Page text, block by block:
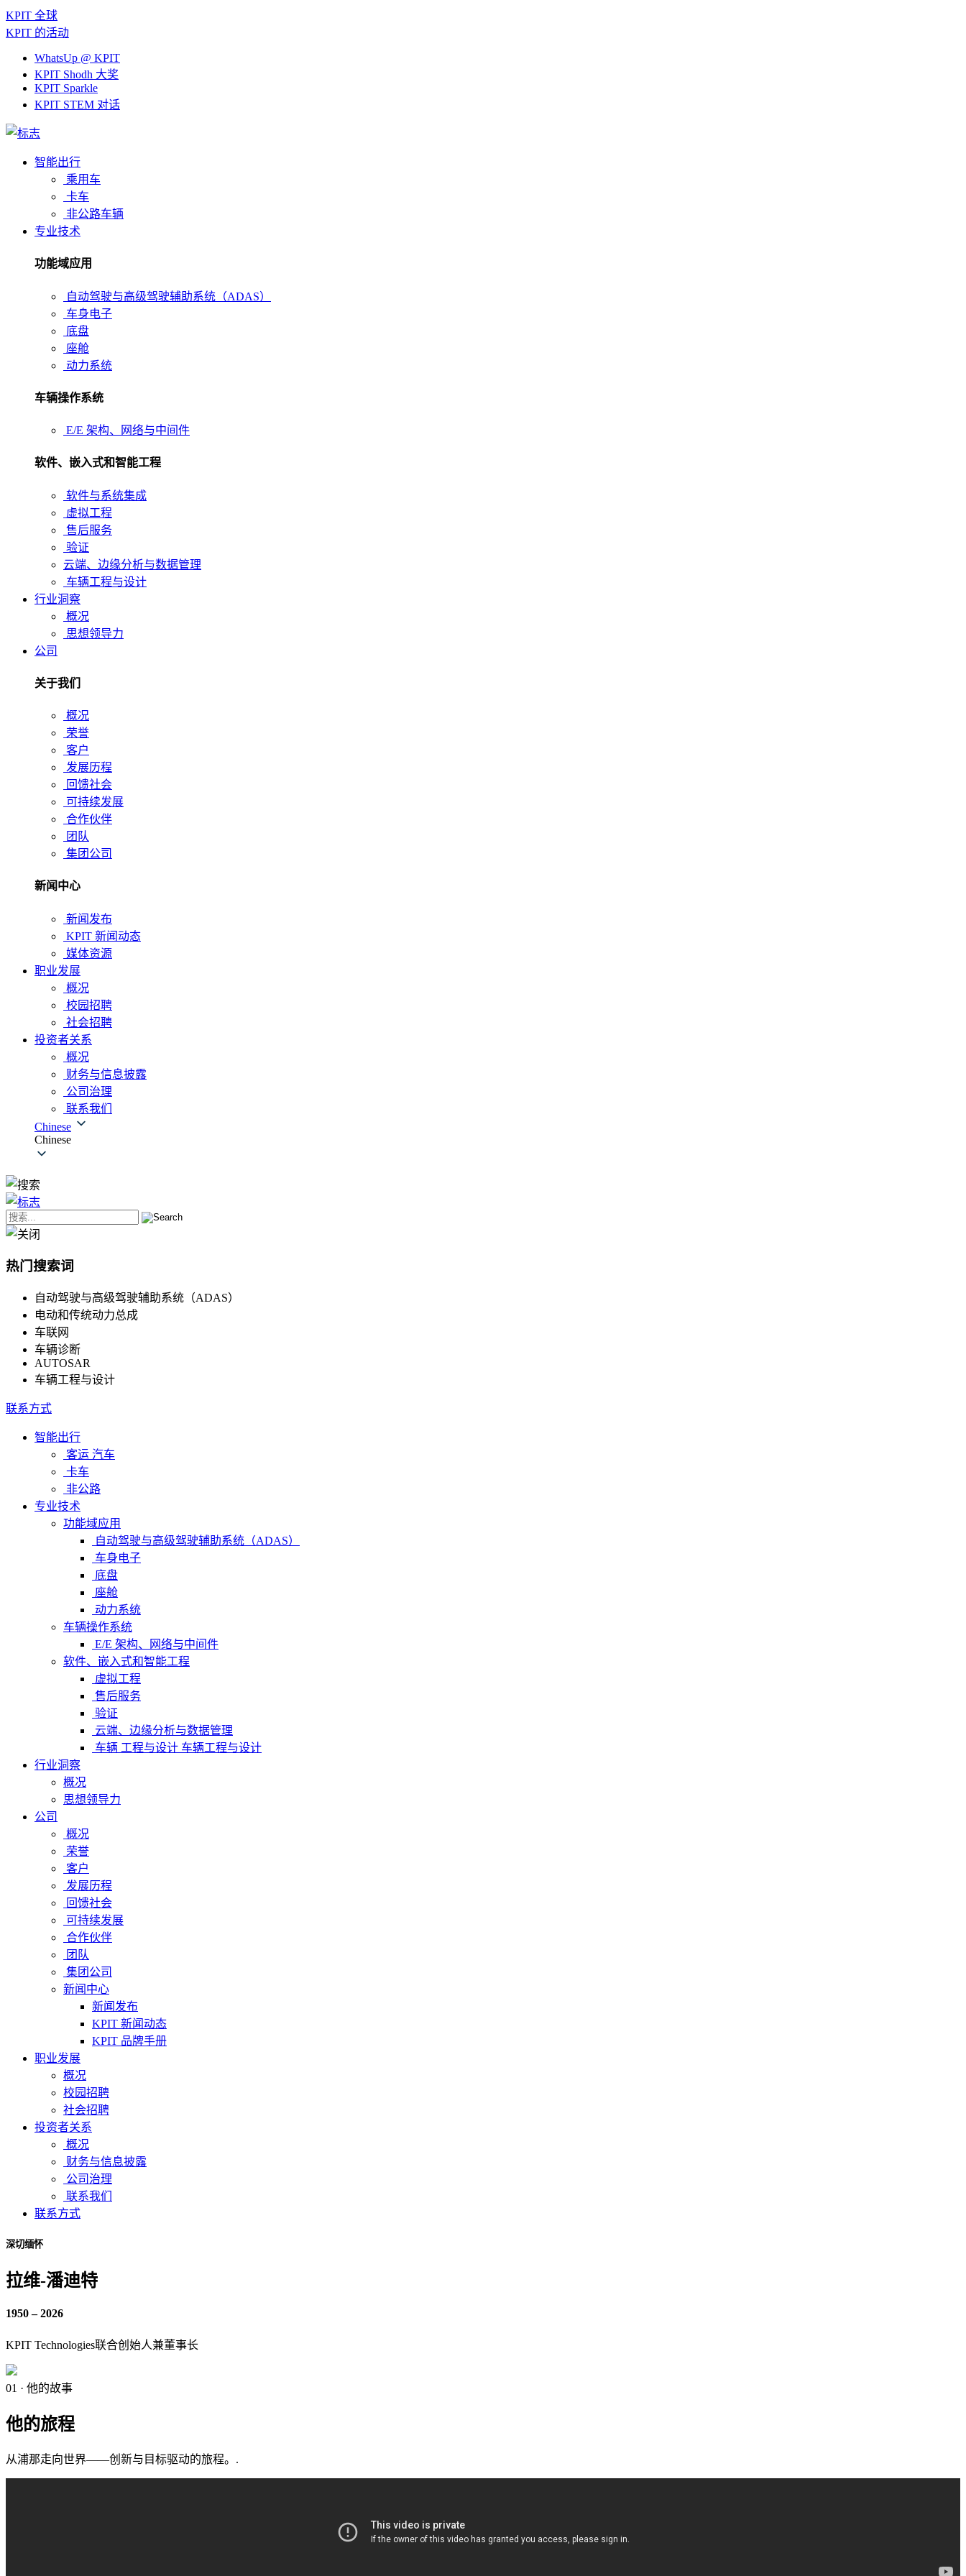
KPIT 全球
KPIT 的活动
WhatsUp @ KPIT
KPIT Shodh 大奖
KPIT Sparkle
KPIT STEM 对话
智能出行
乘用车
卡车
非公路车辆
专业技术
功能域应用
自动驾驶与高级驾驶辅助系统（ADAS）
车身电子
底盘
座舱
动力系统
车辆操作系统
E/E 架构、网络与中间件
软件、嵌入式和智能工程
软件与系统集成
虚拟工程
售后服务
验证
云端、边缘分析与数据管理
车辆工程与设计
行业洞察
概况
思想领导力
公司
关于我们
概况
荣誉
客户
发展历程
回馈社会
可持续发展
合作伙伴
团队
集团公司
新闻中心
新闻发布
KPIT 新闻动态
媒体资源
职业发展
概况
校园招聘
社会招聘
投资者关系
概况
财务与信息披露
公司治理
联系我们
Chinese
Chinese
热门搜索词
自动驾驶与高级驾驶辅助系统（ADAS）
电动和传统动力总成
车联网
车辆诊断
AUTOSAR
车辆工程与设计
联系方式
智能出行
客运 汽车
卡车
非公路
专业技术
功能域应用
自动驾驶与高级驾驶辅助系统（ADAS）
车身电子
底盘
座舱
动力系统
车辆操作系统
E/E 架构、网络与中间件
软件、嵌入式和智能工程
虚拟工程
售后服务
验证
云端、边缘分析与数据管理
车辆 工程与设计 车辆工程与设计
行业洞察
概况
思想领导力
公司
概况
荣誉
客户
发展历程
回馈社会
可持续发展
合作伙伴
团队
集团公司
新闻中心
新闻发布
KPIT 新闻动态
KPIT 品牌手册
职业发展
概况
校园招聘
社会招聘
投资者关系
概况
财务与信息披露
公司治理
联系我们
联系方式
深切缅怀
拉维-潘迪特
1950 – 2026
KPIT Technologies联合创始人兼董事长
01 · 他的故事
他的旅程
从浦那走向世界——创新与目标驱动的旅程。.